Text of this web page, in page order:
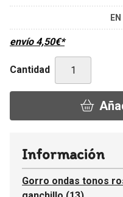
envío 4,50€*
Cantidad
Información
Gorro ondas tonos